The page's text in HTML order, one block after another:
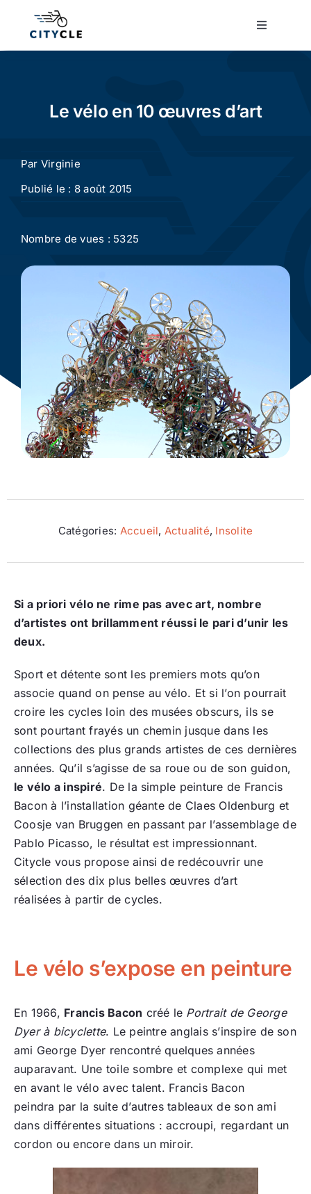
Toggle
Cyclisme urbain
Conseils
Le vélo en 10 œuvres d’art
Par Virginie
Publié le : 8 août 2015
Nombre de vues : 5325
Catégories: Accueil, Actualité, Insolite
Si a priori vélo ne rime pas avec art, nombre
d’artistes ont brillamment réussi le pari d’unir les
deux.
Sport et détente sont les premiers mots qu’on
associe quand on pense au vélo. Et si l’on pourrait
croire les cycles loin des musées obscurs, ils se
sont pourtant frayés un chemin jusque dans les
collections des plus grands artistes de ces dernières
années. Qu’il s’agisse de sa roue ou de son guidon,
le vélo a inspiré. De la simple peinture de Francis
Bacon à l’installation géante de Claes Oldenburg et
Coosje van Bruggen en passant par l’assemblage de
Pablo Picasso, le résultat est impressionnant.
Citycle vous propose ainsi de redécouvrir une
sélection des dix plus belles œuvres d’art
réalisées à partir de cycles.
Le vélo s’expose en peinture
En 1966, Francis Bacon créé le Portrait de George
Dyer à bicyclette. Le peintre anglais s’inspire de son
ami George Dyer rencontré quelques années
auparavant. Une toile sombre et complexe qui met
en avant le vélo avec talent. Francis Bacon
peindra par la suite d’autres tableaux de son ami
dans différentes situations : accroupi, regardant un
cordon ou encore dans un miroir.